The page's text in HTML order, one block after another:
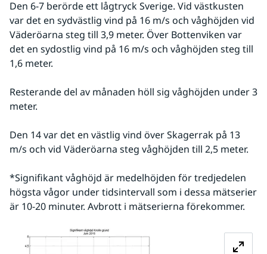
Den 6-7 berörde ett lågtryck Sverige. Vid västkusten
var det en sydvästlig vind på 16 m/s och våghöjden vid
Väderöarna steg till 3,9 meter. Över Bottenviken var
det en sydostlig vind på 16 m/s och våghöjden steg till
1,6 meter.
Resterande del av månaden höll sig våghöjden under 3
meter.
Den 14 var det en västlig vind över Skagerrak på 13
m/s och vid Väderöarna steg våghöjden till 2,5 meter.
*Signifikant våghöjd är medelhöjden för tredjedelen
högsta vågor under tidsintervall som i dessa mätserier
är 10-20 minuter. Avbrott i mätserierna förekommer.